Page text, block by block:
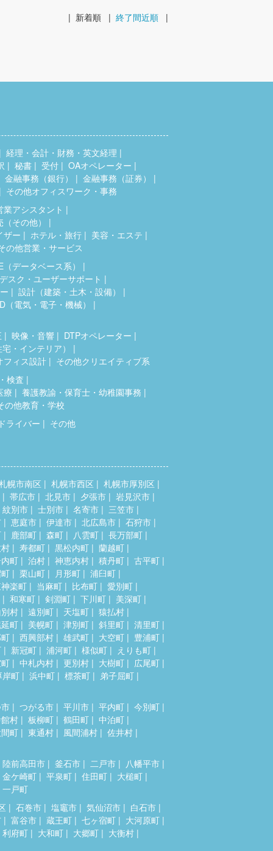
| 新着順 | 終了間近順 |
経理・会計・財務・英文経理
秘書 受付
OAオペレーター
金融事務（銀行）
金融事務（証券）
その他オフィスワーク・事務
業アシスタント
その他）
ザー
ホテル・旅行
美容・エステ
の他営業・サービス
（データベース系）
スク・ユーザーサポート
設計（建築・土木・設備）
（電気・電子・機械）
映像・音響
DTPオペレーター
・インテリア）
フィス設計
その他クリエイティブ系
検査
療
養護教諭・保育士・幼稚園事務
の他教育・学校
ライバー
その他
幌市南区 札幌市西区
札幌市厚別区
帯広市
北見市 夕張市
岩見沢市
紋別市
士別市 名寄市
三笠市
恵庭市 伊達市 北広島市
石狩市
鹿部町 森町 八雲町
長万部町
寿都町 黒松内町
蘭越町
町
泊村 神恵内村 積丹町
古平町
栗山町 月形町
浦臼町
楽町
当麻町 比布町
愛別町
和寒町
剣淵町 下川町
美深町
村
遠別町 天塩町
猿払村
町
美幌町 津別町 斜里町
清里町
西興部村 雄武町 大空町
豊浦町
新冠町 浦河町 様似町
えりも町
中札内村 更別村 大樹町
広尾町
岸町
浜中町 標茶町 弟子屈町
つがる市 平川市 平内町
今別町
村
板柳町 鶴田町
中泊町
町
東通村 風間浦村 佐井村
陸前高田市 釜石市 二戸市
八幡平市
金ケ崎町
平泉町 住田町
大槌町
一戸町
石巻市 塩竈市 気仙沼市
白石市
富谷市 蔵王町 七ヶ宿町
大河原町
利府町
大和町 大郷町 大衡村